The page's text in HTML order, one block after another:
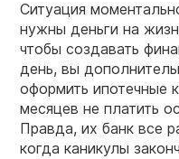
Ситуация
нужны деньги на
чтобы создавать
день, вы
оформить ипотечные
месяцев не платить
Правда, их банк все
когда каникулы